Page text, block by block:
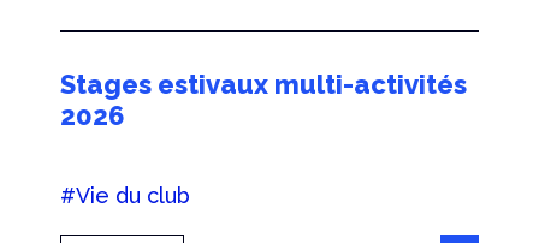
Stages estivaux multi-activités
2026
#Vie du club